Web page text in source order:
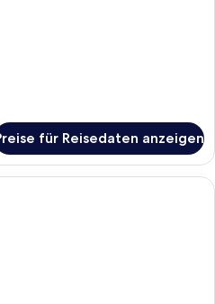
für Reisedaten anzeigen